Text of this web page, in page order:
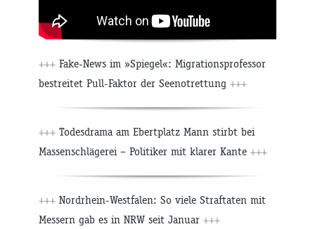
+++ Fake-News im »Spiegel«: Migrationsprofessor
bestreitet Pull-Faktor der Seenotrettung +++
+++ Todesdrama am Ebertplatz Mann stirbt bei
Massenschlägerei – Politiker mit klarer Kante +++
+++ Nordrhein-Westfalen: So viele Straftaten mit
Messern gab es in NRW seit Januar +++